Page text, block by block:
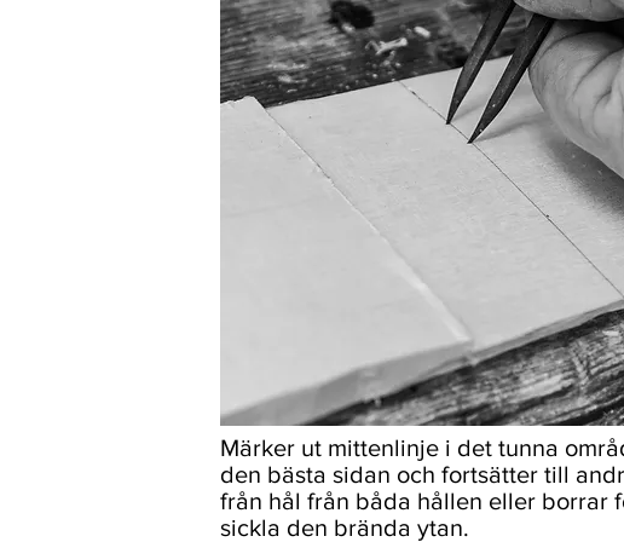
Märker ut mittenlinje i det tunna
den bästa sidan och fortsätter till
från hål från båda hållen eller borrar
sickla den brända ytan.